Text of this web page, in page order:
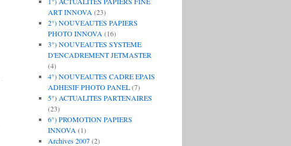
ART INNOVA (23)
2°) NOUVEAUTES PAPIERS
PHOTO INNOVA (16)
3°) NOUVEAUTES SYSTEME
D'ENCADREMENT JETMASTER
(4)
4°) NOUVEAUTES CADRE EPAIS
ADHESIF PHOTO PANEL(7)
5°) ACTUALITES PARTENAIRES
(23)
6°) PROMOTION PAPIERS
INNOVA (1)
Archives 2007(2)